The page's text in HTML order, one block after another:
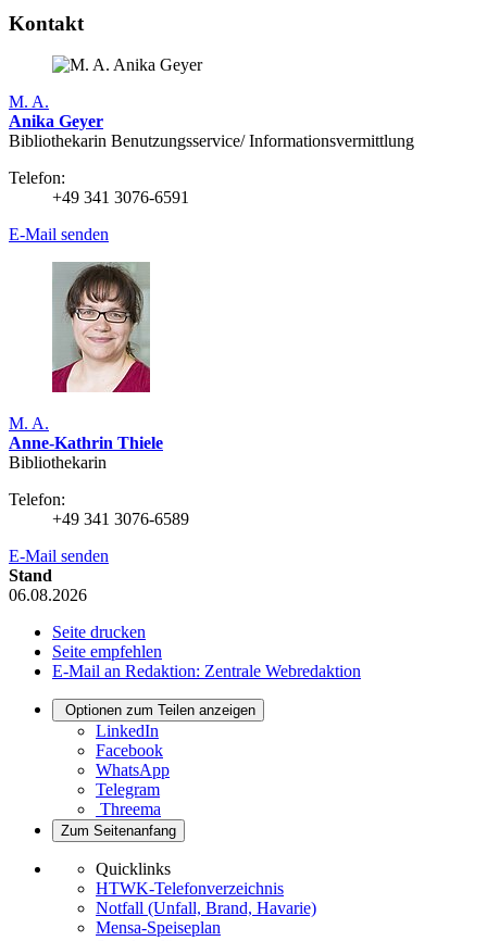
Kontakt
M. A.
Anika Geyer
Bibliothekarin Benutzungs­service/ Infor­mations­vermittlung
Telefon:
+49 341 3076-6591
E-Mail senden
M. A.
Anne-Kathrin Thiele
Bibliothekarin
Telefon:
+49 341 3076-6589
E-Mail senden
Stand
06.08.2026
Seite drucken
Seite empfehlen
E-Mail an Redaktion: Zentrale Webredaktion
Optionen zum Teilen anzeigen
LinkedIn
Facebook
WhatsApp
Telegram
Threema
Zum Seitenanfang
Quicklinks
HTWK-Telefonverzeichnis
Notfall (Unfall, Brand, Havarie)
Mensa-Speiseplan